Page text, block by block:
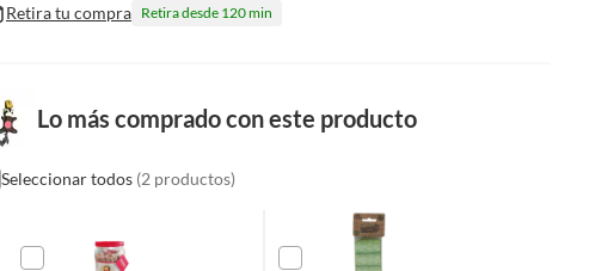
Retira tu compra Retira desde 120 min
Lo más comprado con este producto
Seleccionar todos (2 productos)